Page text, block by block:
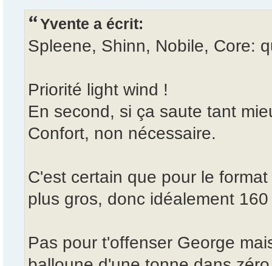
Yvente a écrit:
Spleene, Shinn, Nobile, Core:
Priorité light wind !
En second, si ça saute tant
Confort, non nécessaire.
C'est certain que pour le
plus gros, donc idéalement
Pas pour t'offenser George